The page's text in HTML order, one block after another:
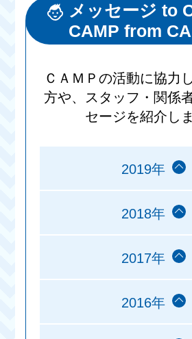
メッセージ to
CAMP from
ＣＡＭＰの活動に協力
方や、スタッフ・関係
セージを紹介しま
2019年
2018年
2017年
2016年